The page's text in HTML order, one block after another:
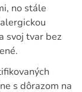
no stále
svoj tvar bez
s dôrazom na